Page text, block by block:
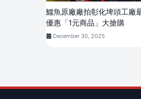
鱷魚原廠廠拍彰化埤頭工
優惠「1元商品」大搶購
December 30, 2025